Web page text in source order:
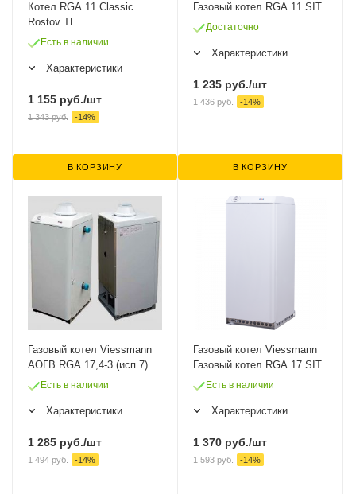
Котел RGA 11 Сlassic
Rostov TL
Есть в наличии
Характеристики
1 155 руб./шт
1 343руб. -14%
В КОРЗИНУ
Газовый котел RGA 11 SIT
Достаточно
Характеристики
1 235 руб./шт
1 436руб. -14%
В КОРЗИНУ
Газовый котел Viessmann
АОГВ RGA 17,4-3 (исп 7)
Есть в наличии
Характеристики
1 285 руб./шт
1 494руб. -14%
Газовый котел Viessmann
Газовый котел RGA 17 SIT
Есть в наличии
Характеристики
1 370 руб./шт
1 593руб. -14%